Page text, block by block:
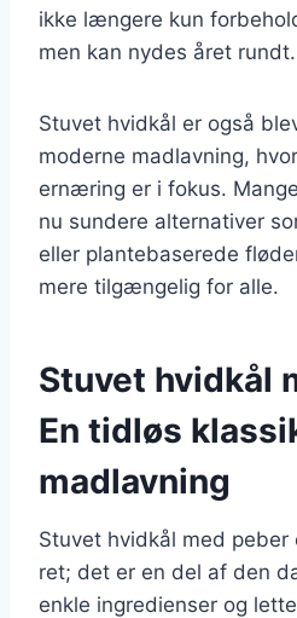
ikke længere kun
men kan nydes året rundt.
Stuvet hvidkål er også
moderne madlavning,
ernæring er i fokus.
nu sundere alternativer
eller plantebaserede
mere tilgængelig for alle.
Stuvet hvidkål
En tidløs
madlavning
Stuvet hvidkål med peber
ret; det er en del af den
enkle ingredienser og